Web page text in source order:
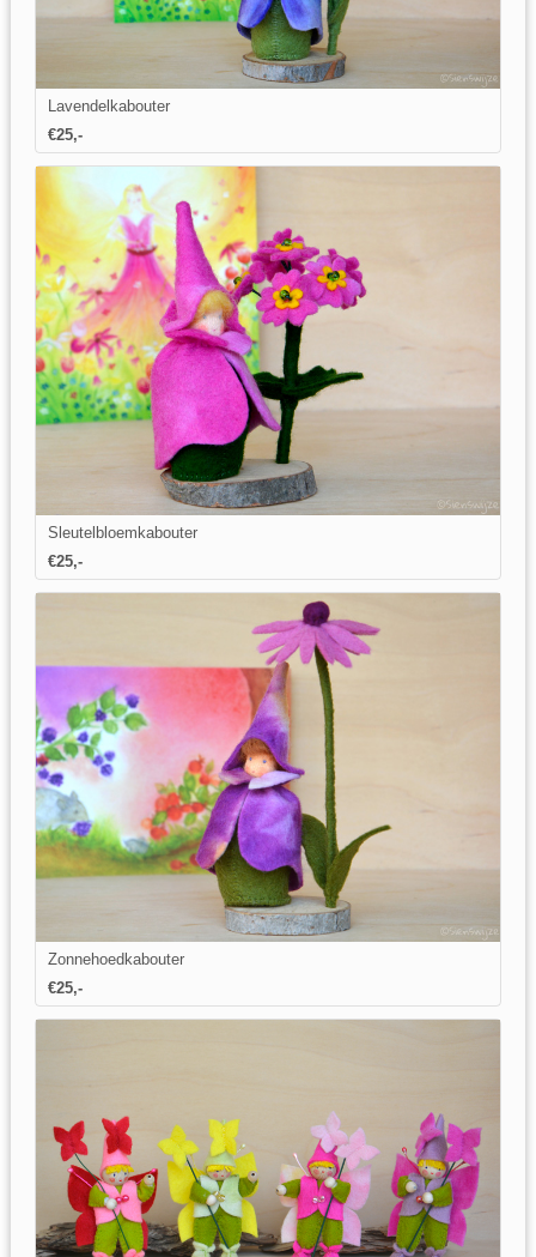
Lavendelkabouter
€25,-
Sleutelbloemkabouter
€25,-
Zonnehoedkabouter
€25,-